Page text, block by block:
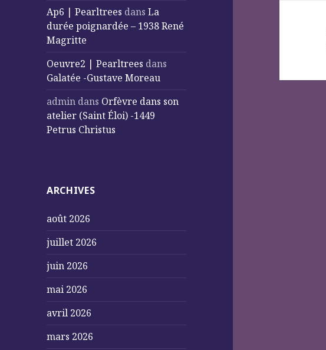
Ap6 | Pearltrees dansLa
durée poignardée – 1938 René
Magritte
Oeuvre2 | Pearltrees dans
Galatée -Gustave Moreau
admin dans Orfèvre dans son
atelier (Saint Éloi) -1449
Petrus Christus
ARCHIVES
août 2026
juillet 2026
juin 2026
mai 2026
avril 2026
mars 2026